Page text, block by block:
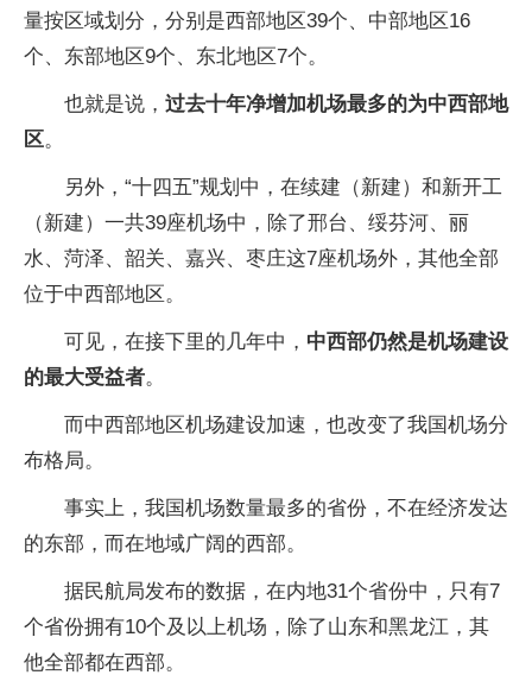
量按区域划分，分别是西部地区39个、中部地区16
个、东部地区9个、东北地区7个。
也就是说， 过去十年净增加机场最多的为中西部地
区。
另外，“十四五”规划中，在续建（新建）和新开工
（新建）一共39座机场中，除了邢台、绥芬河、丽
水、菏泽、韶关、嘉兴、枣庄这7座机场外，其他全部
位于中西部地区。
可见，在接下里的几年中， 中西部仍然是机场建设
的最大受益者。
而中西部地区机场建设加速，也改变了我国机场分
布格局。
事实上，我国机场数量最多的省份，不在经济发达
的东部，而在地域广阔的西部。
据民航局发布的数据，在内地31个省份中，只有7
个省份拥有10个及以上机场，除了山东和黑龙江，其
他全部都在西部。